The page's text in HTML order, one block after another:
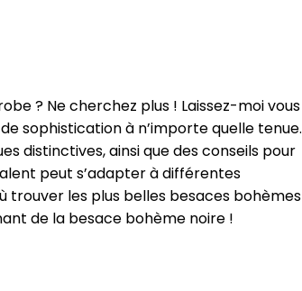
? Ne cherchez plus ! Laissez-moi vous
sophistication à n’importe quelle tenue.
distinctives, ainsi que des conseils pour
peut s’adapter à différentes
trouver les plus belles besaces bohèmes
de la besace bohème noire !